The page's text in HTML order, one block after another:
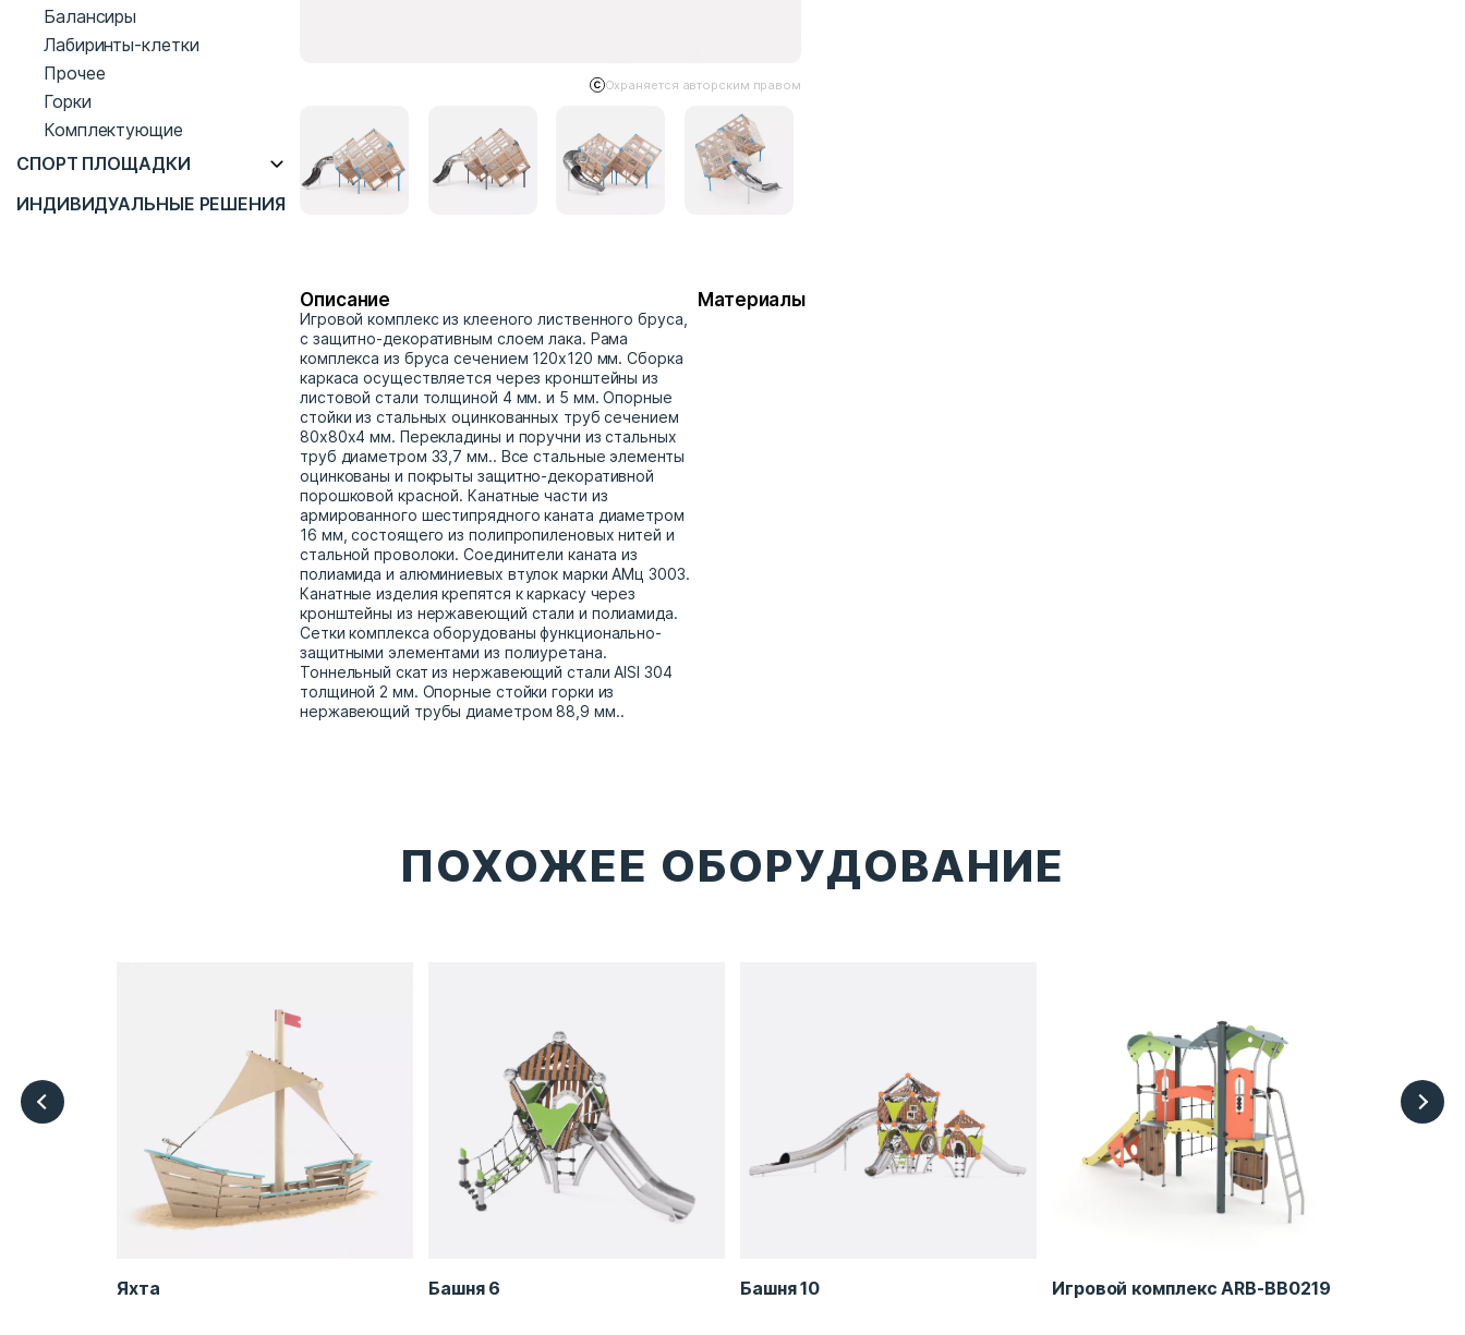
Балансиры
Лабиринты-клетки
Прочее
Горки
Комплектующие
СПОРТ ПЛОЩАДКИ
ИНДИВИДУАЛЬНЫЕ РЕШЕНИЯ
Охраняется авторским правом
Описание
Игровой комплекс из клееного лиственного бруса,
с защитно-декоративным слоем лака. Рама
комплекса из бруса сечением 120х120 мм. Сборка
каркаса осуществляется через кронштейны из
листовой стали толщиной 4 мм. и 5 мм. Опорные
стойки из стальных оцинкованных труб сечением
80х80х4 мм. Перекладины и поручни из стальных
труб диаметром 33,7 мм.. Все стальные элементы
оцинкованы и покрыты защитно-декоративной
порошковой красной. Канатные части из
армированного шестипрядного каната диаметром
16 мм, состоящего из полипропиленовых нитей и
стальной проволоки. Соединители каната из
полиамида и алюминиевых втулок марки АМц 3003.
Канатные изделия крепятся к каркасу через
кронштейны из нержавеющий стали и полиамида.
Сетки комплекса оборудованы функционально-
защитными элементами из полиуретана.
Тоннельный скат из нержавеющий стали AISI 304
толщиной 2 мм. Опорные стойки горки из
нержавеющий трубы диаметром 88,9 мм..
Материалы
ПОХОЖЕЕ ОБОРУДОВАНИЕ
Яхта Башня 6 Башня 10 Игровой комплекс ARB-BB0219